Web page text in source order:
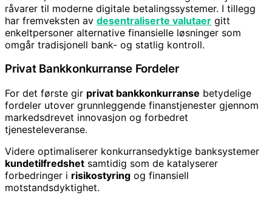
råvarer til moderne digitale betalingssystemer. I tillegg
har fremveksten av desentraliserte valutaer gitt
enkeltpersoner alternative finansielle løsninger som
omgår tradisjonell bank- og statlig kontroll.
Privat Bankkonkurranse Fordeler
For det første gir privat bankkonkurranse betydelige
fordeler utover grunnleggende finanstjenester gjennom
markedsdrevet innovasjon og forbedret
tjenesteleveranse.
Videre optimaliserer konkurransedyktige banksystemer
kundetilfredshet samtidig som de katalyserer
forbedringer i risikostyring og finansiell
motstandsdyktighet.